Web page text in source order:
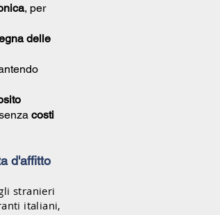
, per
delle
costi
d'affitto
stranieri
italiani,